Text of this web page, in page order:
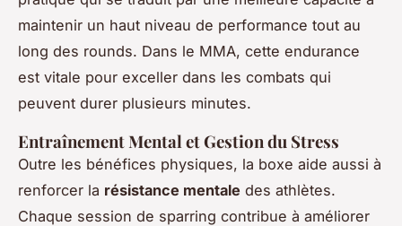
maintenir un haut niveau de performance tout au
long des rounds. Dans le MMA, cette endurance
est vitale pour exceller dans les combats qui
peuvent durer plusieurs minutes.
Entraînement Mental et Gestion du Stress
Outre les bénéfices physiques, la boxe aide aussi à
renforcer la résistance mentale des athlètes.
Chaque session de sparring contribue à améliorer